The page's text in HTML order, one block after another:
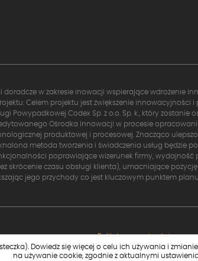
doradcze w zakresie inowacji wspierające wdrożenie
Celem projektu jest zwiększenie innowacyjności
Powypadkowej Codex Sp. z o.o. Sp. k., który zostanie
Ośrodka Innowacji w procesie
produktowej i procesowej. Znacząco
metoda tworzenia i świadczenia usług będzie
poprawiające wizerunek firmy, wydajność
skrócenie czasu obsługi klienta), umacniające
jego przychody co jest kluczowym punktem
Polityka prywatności
Dowiedz się więcej o celu ich używania i
na używanie cookie, zgodnie z aktualnymi